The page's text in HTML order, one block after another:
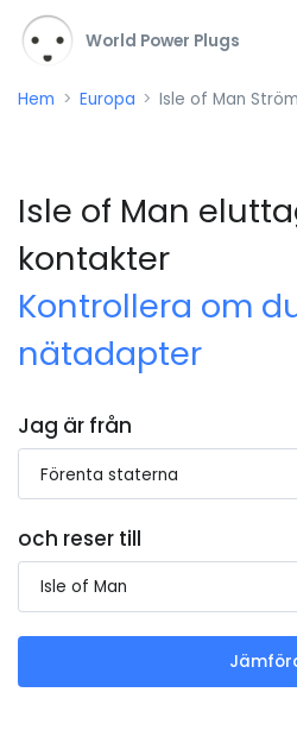
World Power Plugs
Hem Europa Isle of Man
Isle of Man
kontakter
Kontrollera om
nätadapter
Jag är från
och reser till